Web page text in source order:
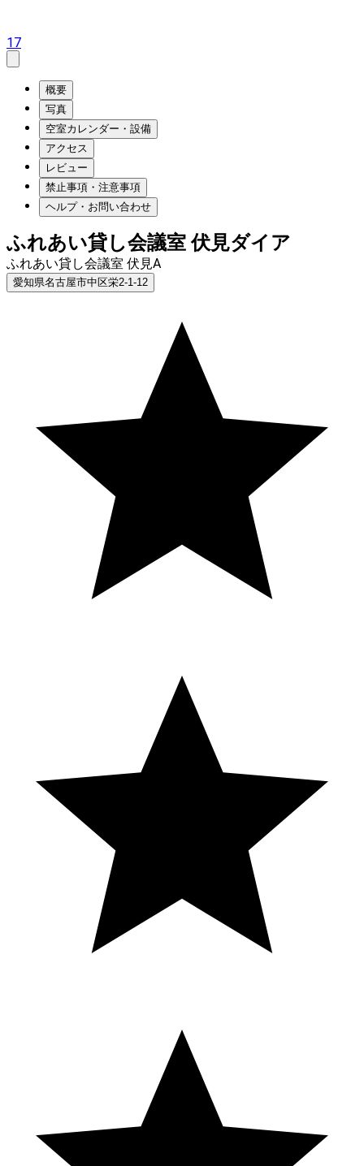
17
概要
写真
空室カレンダー・設備
アクセス
レビュー
禁止事項・注意事項
ヘルプ・お問い合わせ
ふれあい貸し会議室 伏見ダイア
ふれあい貸し会議室 伏見A
愛知県名古屋市中区栄2-1-12